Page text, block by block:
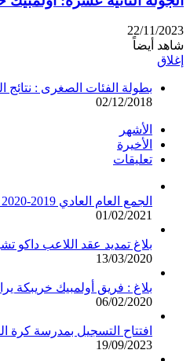
22/11/2023
شاهد أيضاً
إغلاق
بطولة الفئات الصغرى : نتائج
02/12/2018
الأشهر
الأخيرة
تعليقات
الجمع العام العادي 2019-2020 : التقرير الادبي والتقرير المالي
01/02/2021
بلاغ تمديد عقد اللاعب داكو
13/03/2020
بلاغ : فريق أولمبيك خريبكة
06/02/2020
افتتاح التسجيل بمدرسة كرة القدم
19/09/2023